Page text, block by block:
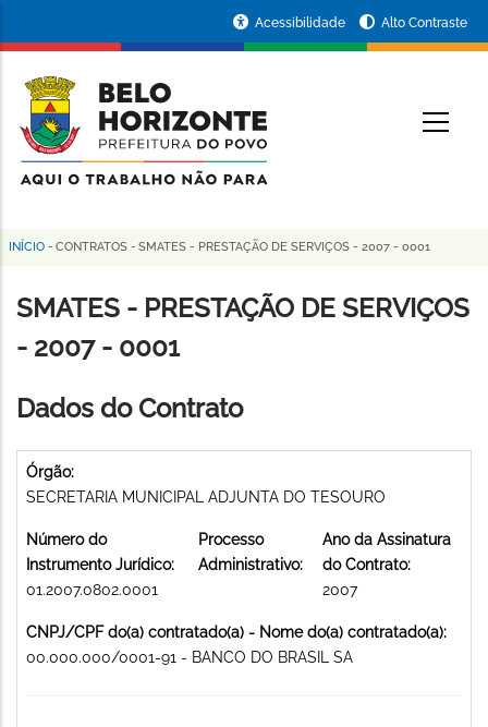
conteúdo
principal
da
Prefeitura
de
Horizonte
Acessibilidade Alto Contraste
Trilha
de
navegação
INÍCIO - CONTRATOS - SMATES - PRESTAÇÃO DE SERVIÇOS - 2007 - 0001
SMATES - PRESTAÇÃO DE SERVIÇOS
- 2007 - 0001
Dados do Contrato
Órgão:
SECRETARIA MUNICIPAL ADJUNTA DO TESOURO
Número do
Instrumento Jurídico:
01.2007.0802.0001
Processo
Administrativo:
Ano da Assinatura
do Contrato:
2007
CNPJ/CPF do(a) contratado(a) - Nome do(a) contratado(a):
00.000.000/0001-91 - BANCO DO BRASIL SA